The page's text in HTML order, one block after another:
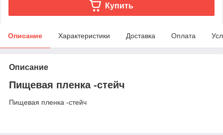
Купить
Описание Характеристики Доставка Оплата
Описание
Пищевая пленка -стейч
Пищевая пленка -стейч